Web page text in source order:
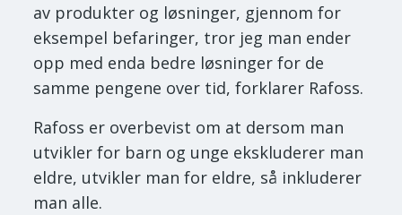
av produkter og løsninger, gjennom for
eksempel befaringer, tror jeg man ender
opp med enda bedre løsninger for de
samme pengene over tid, forklarer Rafoss.
Rafoss er overbevist om at dersom man
utvikler for barn og unge ekskluderer man
eldre, utvikler man for eldre, så inkluderer
man alle.